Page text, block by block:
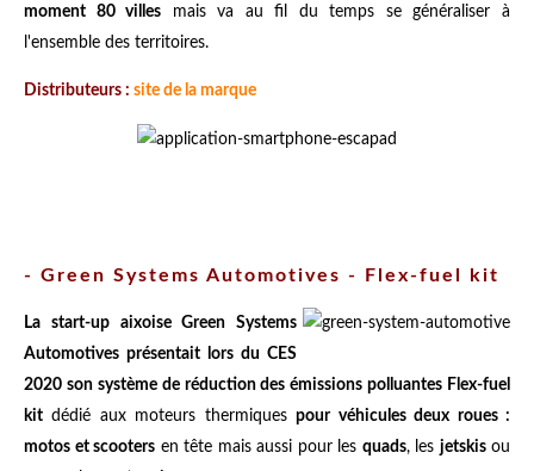
moment 80 villes mais va au fil du temps se généraliser à
l'ensemble des territoires.
Distributeurs : site de la marque
- Green Systems Automotives - Flex-fuel kit
La start-up aixoise Green Systems
Automotives présentait lors du CES
2020 son système de réduction des émissions polluantes Flex-fuel
kit dédié aux moteurs thermiquespour véhicules deux roues :
motos et scooters en tête mais aussi pour les quads, les jetskisou